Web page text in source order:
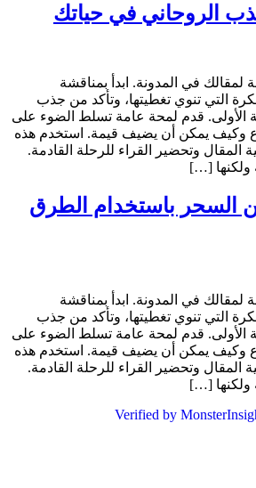
الروحاني في حياتك
في المدونة. ابدأ بمناقشة
التي تنوي تغطيتها، وتأكد من جذب
الأولى. قدم لمحة عامة تسلط الضوء على
وكيف يمكن أن يضيف قيمة. استخدم هذه
المقال وتحضير القراء للرحلة القادمة.
ولكنها […]
السحر باستخدام الطرق
في المدونة. ابدأ بمناقشة
التي تنوي تغطيتها، وتأكد من جذب
الأولى. قدم لمحة عامة تسلط الضوء على
وكيف يمكن أن يضيف قيمة. استخدم هذه
المقال وتحضير القراء للرحلة القادمة.
ولكنها […]